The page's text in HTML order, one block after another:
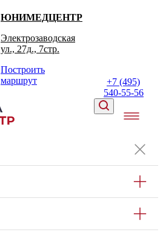
ЮНИМЕДЦЕНТР
Электрозаводская
ул., 27д., 7стр.
Построить
маршрут
+7 (495)
540-55-56